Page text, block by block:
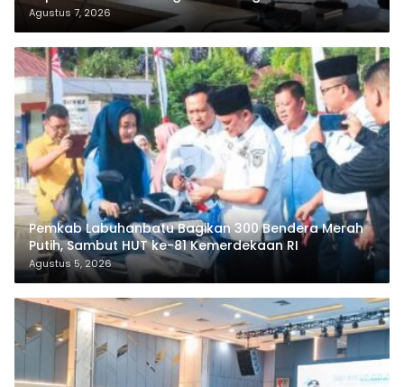
Agustus 7, 2026
Pemkab Labuhanbatu Bagikan 300 Bendera Merah
Putih, Sambut HUT ke-81 Kemerdekaan RI
Agustus 5, 2026